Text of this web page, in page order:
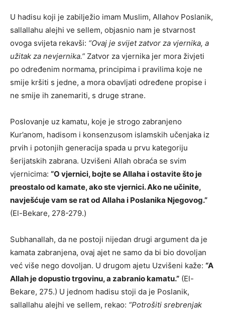
U hadisu koji je zabilježio imam Muslim, Allahov Poslanik,
sallallahu alejhi ve sellem, objasnio nam je stvarnost
ovoga svijeta rekavši: “Ovaj je svijet zatvor za vjernika, a
užitak za nevjernika.” Zatvor za vjernika jer mora živjeti
po određenim normama, principima i pravilima koje ne
smije kršiti s jedne, a mora obavljati određene propise i
ne smije ih zanemariti, s druge strane.
Poslovanje uz kamatu, koje je strogo zabranjeno
Kur’anom, hadisom i konsenzusom islamskih učenjaka iz
prvih i potonjih generacija spada u prvu kategoriju
šerijatskih zabrana. Uzvišeni Allah obraća se svim
vjernicima: “O vjernici, bojte se Allaha i ostavite što je
preostalo od kamate, ako ste vjernici. Ako ne učinite,
navješćuje vam se rat od Allaha i Poslanika Njegovog.”
(El-Bekare, 278-279.)
Subhanallah, da ne postoji nijedan drugi argument da je
kamata zabranjena, ovaj ajet ne samo da bi bio dovoljan
već više nego dovoljan. U drugom ajetu Uzvišeni kaže: “A
Allah je dopustio trgovinu, a zabranio kamatu.” (El-
Bekare, 275.) U jednom hadisu stoji da je Poslanik,
sallallahu alejhi ve sellem, rekao: “Potrošiti srebrenjak